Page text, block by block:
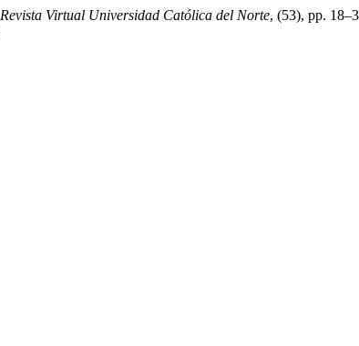
Revista Virtual Universidad Católica del Norte, (53), pp.